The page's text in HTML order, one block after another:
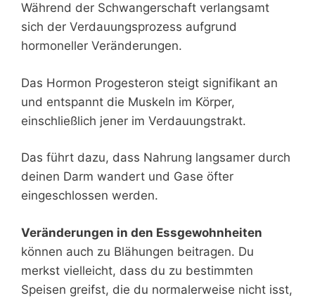
Während der Schwangerschaft verlangsamt
sich der Verdauungsprozess aufgrund
hormoneller Veränderungen.
Das Hormon Progesteron steigt signifikant an
und entspannt die Muskeln im Körper,
einschließlich jener im Verdauungstrakt.
Das führt dazu, dass Nahrung langsamer durch
deinen Darm wandert und Gase öfter
eingeschlossen werden.
Veränderungen in den Essgewohnheiten
können auch zu Blähungen beitragen. Du
merkst vielleicht, dass du zu bestimmten
Speisen greifst, die du normalerweise nicht isst,